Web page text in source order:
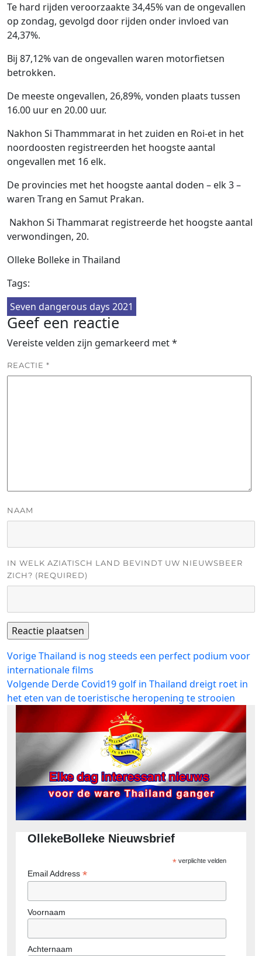
Te hard rijden veroorzaakte 34,45% van de ongevallen
op zondag, gevolgd door rijden onder invloed van
24,37%.
Bij 87,12% van de ongevallen waren motorfietsen
betrokken.
De meeste ongevallen, 26,89%, vonden plaats tussen
16.00 uur en 20.00 uur.
Nakhon Si Thammmarat in het zuiden en Roi-et in het
noordoosten registreerden het hoogste aantal
ongevallen met 16 elk.
De provincies met het hoogste aantal doden – elk 3 –
waren Trang en Samut Prakan.
Nakhon Si Thammarat registreerde het hoogste aantal
verwondingen, 20.
Olleke Bolleke in Thailand
Tags:
Seven dangerous days 2021
Geef een reactie
Vereiste velden zijn gemarkeerd met*
REACTIE *
NAAM
IN WELK AZIATISCH LAND BEVINDT UW NIEUWSBEER
ZICH? (REQUIRED)
Bericht
navigatie
VorigeVorig
bericht:
Thailand is nog steeds een perfect podium voor
internationale films
Volgende Volgend
bericht:
Derde Covid19 golf in Thailand dreigt roet in
het eten van de toeristische heropening te strooien
OllekeBolleke Nieuwsbrief
*verplichte velden
Email Address *
Voornaam
Achternaam